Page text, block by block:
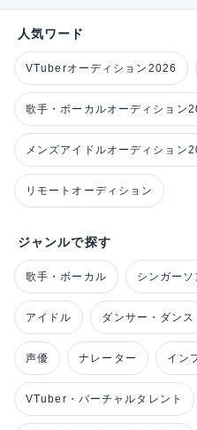
人気ワード
VTuberオーディション2026
歌手・ボーカルオーディション
メンズアイドルオーディション
リモートオーディション
ジャンルで探す
歌手・ボーカル シンガー
アイドル ダンサー・ダンス
声優 ナレーター イン
VTuber・バーチャルタレント